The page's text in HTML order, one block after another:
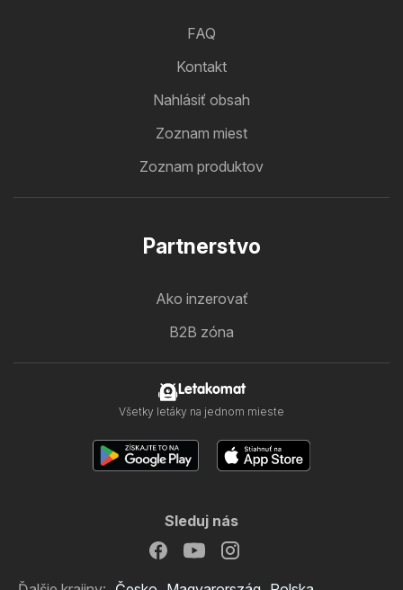
FAQ
Kontakt
Nahlásiť obsah
Zoznam miest
Zoznam produktov
Partnerstvo
Ako inzerovať
B2B zóna
Letakomat
Všetky letáky na jednom mieste
Sleduj nás